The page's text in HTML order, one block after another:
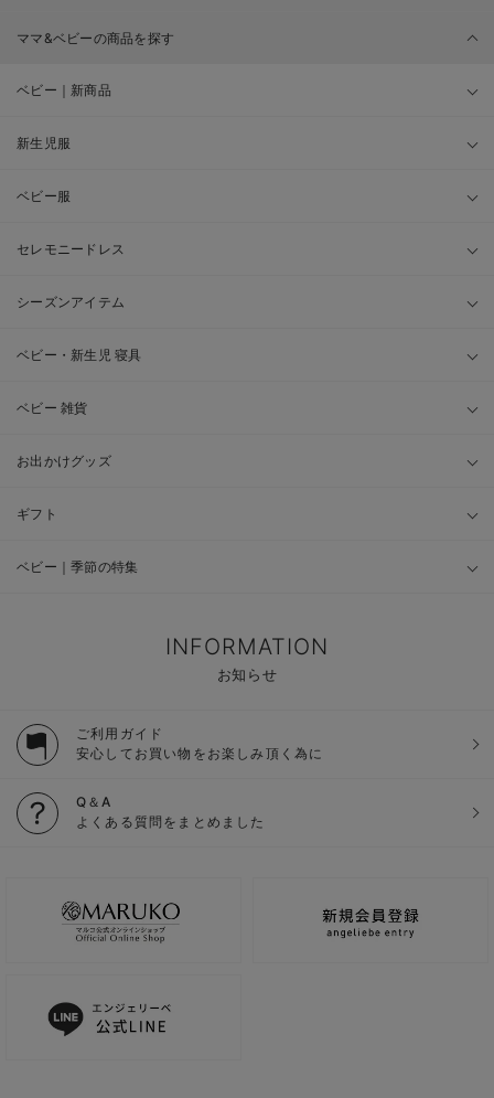
ママ&ベビーの商品を探す
ベビー｜新商品
新生児服
ベビー服
セレモニードレス
シーズンアイテム
ベビー・新生児 寝具
ベビー 雑貨
お出かけグッズ
ギフト
ベビー｜季節の特集
INFORMATION
お知らせ
ご利用ガイド
安心してお買い物をお楽しみ頂く為に
Q＆A
よくある質問をまとめました